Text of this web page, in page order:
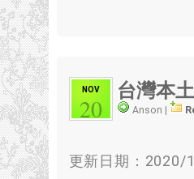
NOV
20
台灣本
Anson |
更新日期 ：2020/